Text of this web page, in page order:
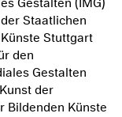
Staatlichen
Stuttgart
den
Gestalten
der
Bildenden Künste